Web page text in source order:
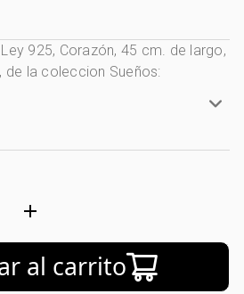
925, Corazón, 45 cm. de largo,
de la coleccion Sueños:
Rodinado
Loro
add
al carrito